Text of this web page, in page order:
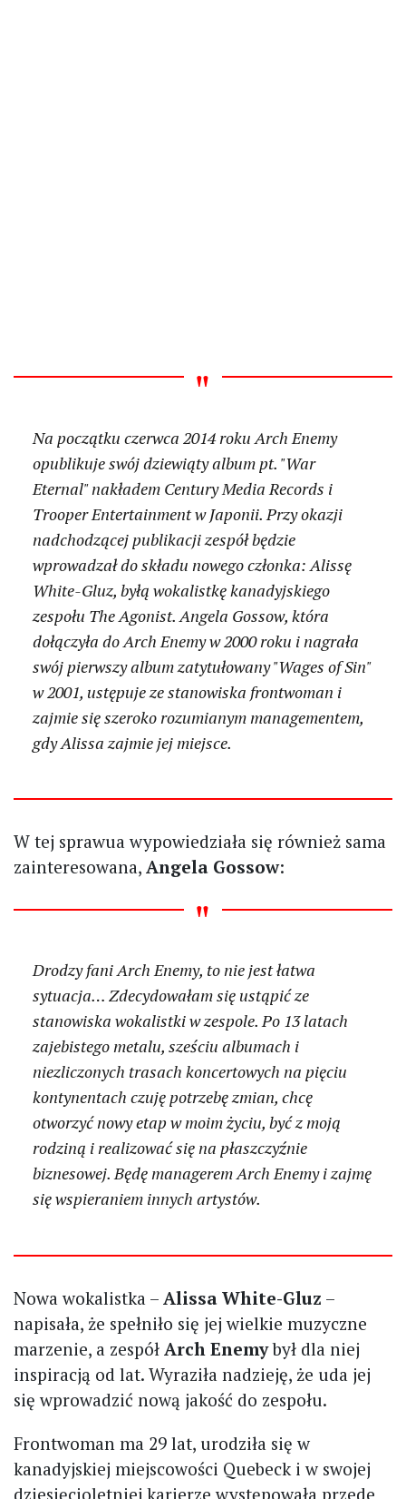
Na początku czerwca 2014 roku Arch Enemy
opublikuje swój dziewiąty album pt. "War
Eternal" nakładem Century Media Records i
Trooper Entertainment w Japonii. Przy okazji
nadchodzącej publikacji zespół będzie
wprowadzał do składu nowego członka: Alissę
White-Gluz, byłą wokalistkę kanadyjskiego
zespołu The Agonist. Angela Gossow, która
dołączyła do Arch Enemy w 2000 roku i nagrała
swój pierwszy album zatytułowany "Wages of Sin"
w 2001, ustępuje ze stanowiska frontwoman i
zajmie się szeroko rozumianym managementem,
gdy Alissa zajmie jej miejsce.
W tej sprawua wypowiedziała się również sama
zainteresowana, Angela Gossow:
Drodzy fani Arch Enemy, to nie jest łatwa
sytuacja… Zdecydowałam się ustąpić ze
stanowiska wokalistki w zespole. Po 13 latach
zajebistego metalu, sześciu albumach i
niezliczonych trasach koncertowych na pięciu
kontynentach czuję potrzebę zmian, chcę
otworzyć nowy etap w moim życiu, być z moją
rodziną i realizować się na płaszczyźnie
biznesowej. Będę managerem Arch Enemy i zajmę
się wspieraniem innych artystów.
Nowa wokalistka – Alissa White-Gluz –
napisała, że spełniło się jej wielkie muzyczne
marzenie, a zespół Arch Enemybył dla niej
inspiracją od lat. Wyraziła nadzieję, że uda jej
się wprowadzić nową jakość do zespołu.
Frontwoman ma 29 lat, urodziła się w
kanadyjskiej miejscowości Quebeck i w swojej
dziesięcioletniej karierze występowała przede